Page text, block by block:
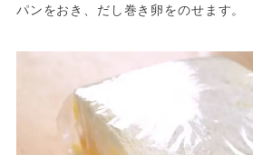
パンをおき、だし巻き卵をのせます。